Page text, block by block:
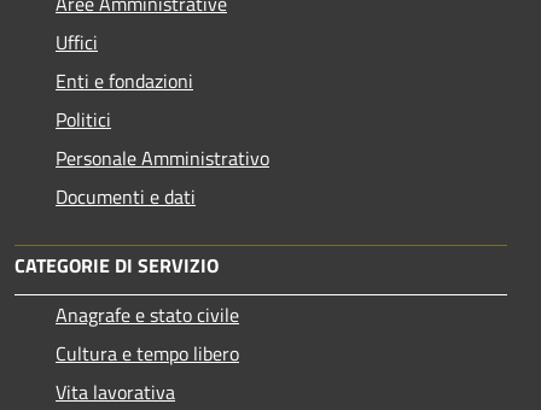
Uffici
Enti e fondazioni
Politici
Personale Amministrativo
Documenti e dati
CATEGORIE DI SERVIZIO
Anagrafe e stato civile
Cultura e tempo libero
Vita lavorativa